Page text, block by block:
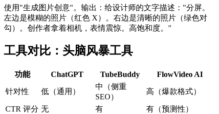
使用"生成图片创意"。输出：给设计师的文字描述："分屏。
左边是模糊的照片（红色 X）。右边是清晰的照片（绿色对
勾）。创作者拿着相机，表情震惊。高饱和度。"
工具对比：头脑风暴工具
功能 ChatGPT TubeBuddy FlowVideo AI
针对性 低（通用）
中（侧重
SEO）
高（爆款格式）
CTR 评分 无 有
有（预测性）